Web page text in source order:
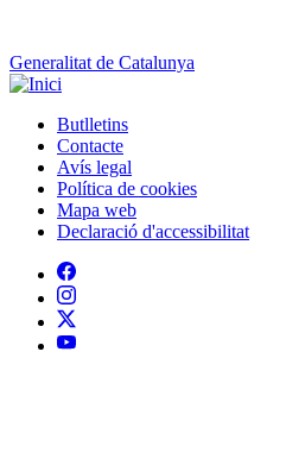
Avís legal
Política de cookies
Mapa web
Declaració d'accessibilitat